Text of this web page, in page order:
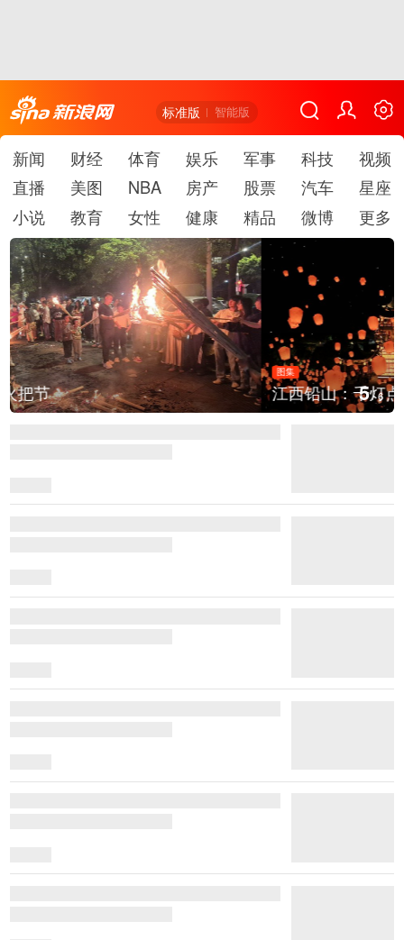
标准版 智能版
新闻 财经 体育 娱乐 军事 科技
视频
直播
美图 NBA 房产 股票 汽车
星座
小说
教育 女性 健康 精品 微博 更多
图集
江西铅山：千灯点亮葛仙村 5/6